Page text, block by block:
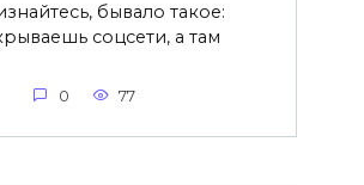
бывало такое:
соцсети, а там
0 77